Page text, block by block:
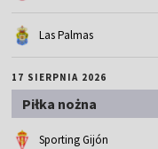
Las Palmas
17 SIERPNIA 2026
Piłka nożna
Sporting Gijón